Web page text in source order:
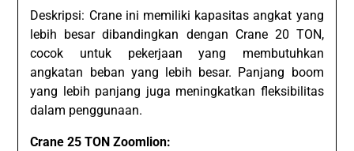
Deskripsi: Crane ini memiliki kapasitas angkat yang
lebih besar dibandingkan dengan Crane 20 TON,
cocok untuk pekerjaan yang membutuhkan
angkatan beban yang lebih besar. Panjang boom
yang lebih panjang juga meningkatkan fleksibilitas
dalam penggunaan.
Crane 25 TON Zoomlion: